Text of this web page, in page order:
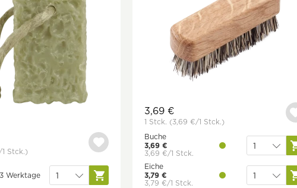
Stck.)
Werktage
3,69 €
1 Stck. (3,69 €/1 Stck.)
Buche
3,69 €
3,69 €/1 Stck.
Eiche
3,79 €
3,79 €/1 Stck.